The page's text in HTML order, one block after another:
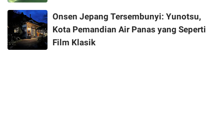
Onsen Jepang Tersembunyi: Yunotsu,
Kota Pemandian Air Panas yang Seperti
Film Klasik